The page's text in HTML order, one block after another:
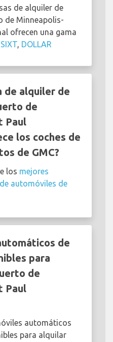
de alquiler de
de Minneapolis-
ofrecen una gama
SIXT, DOLLAR
de alquiler de
de
Paul
los coches de
de GMC?
los mejores
automóviles de
de
para
de
Paul
automáticos
para alquilar